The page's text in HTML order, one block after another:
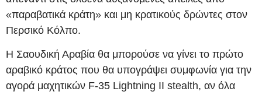
«παραβατικά κράτη» και μη κρατικούς δρώντες στον
Περσικό Κόλπο.
Η Σαουδική Αραβία θα μπορούσε να γίνει το πρώτο
αραβικό κράτος που θα υπογράψει συμφωνία για την
αγορά μαχητικών F-35 Lightning II stealth, αν όλα